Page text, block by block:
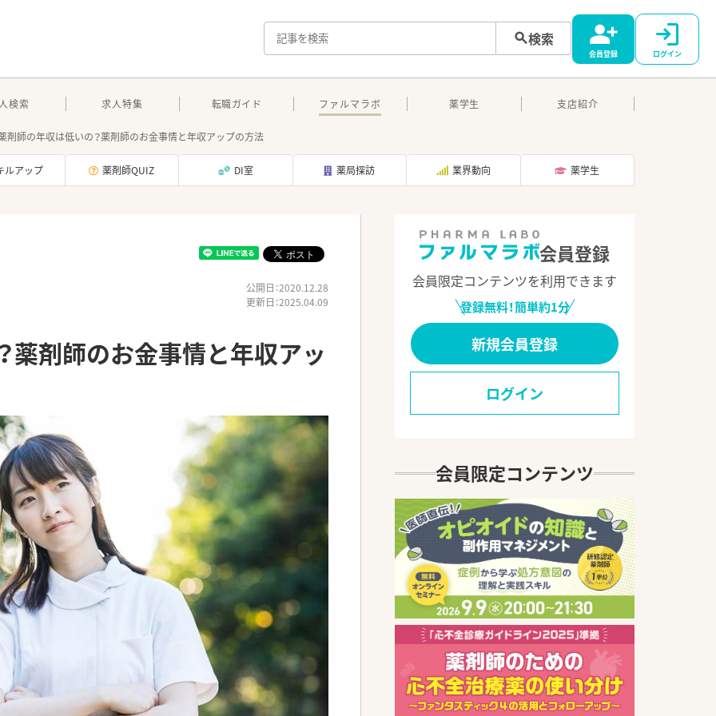
検索
会員登録 ログイン
検索 求人特集 転職ガイド ファルマラボ 薬学生 支店紹介
剤師の年収は低いの？薬剤師のお金事情と年収アップの方法
ルアップ 薬剤師QUIZ DI室 薬局探訪 業界動向 薬学生
公開日：2020.12.28
更新日：2025.04.09
薬剤師のお金事情と年収アッ
会員登録
会員限定コンテンツを利用できます
登録無料！簡単約1分
新規会員登録
ログイン
会員限定コンテンツ